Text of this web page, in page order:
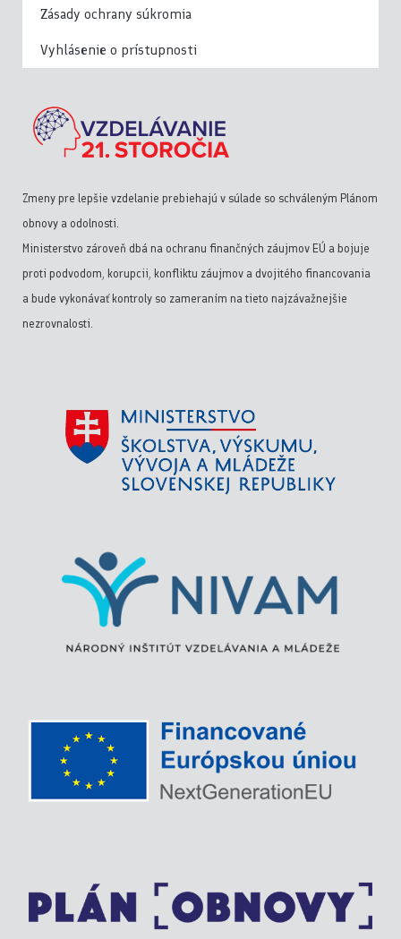
Zásady ochrany súkromia
Vyhlásenie o prístupnosti
Zmeny pre lepšie vzdelanie prebiehajú v súlade so schváleným Plánom
obnovy a odolnosti.
Ministerstvo zároveň dbá na ochranu finančných záujmov EÚ a bojuje
proti podvodom, korupcii, konfliktu záujmov a dvojitého financovania
a bude vykonávať kontroly so zameraním na tieto najzávažnejšie
nezrovnalosti.